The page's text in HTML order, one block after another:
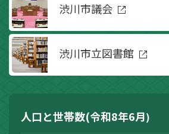
人口と世帯数(令和8年6月)
渋川市議会
渋川市立図書館